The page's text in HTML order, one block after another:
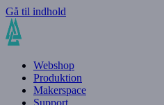
Gå til indhold
Webshop
Produktion
Makerspace
Support